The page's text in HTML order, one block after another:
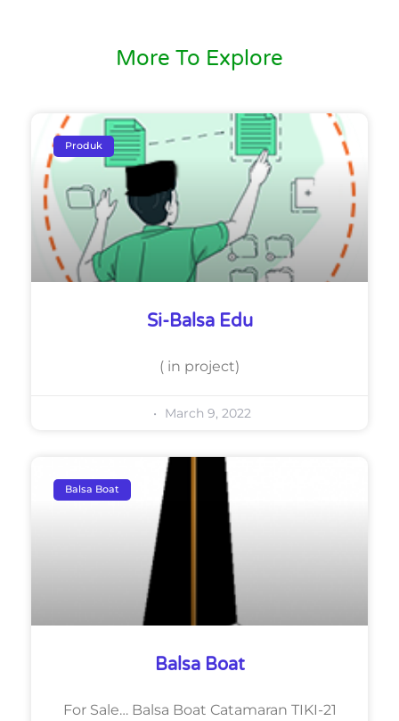
More To Explore
Produk
Si-Balsa Edu
( in project)
March 9, 2022
Balsa Boat
Balsa Boat
For Sale… Balsa Boat Catamaran TIKI-21